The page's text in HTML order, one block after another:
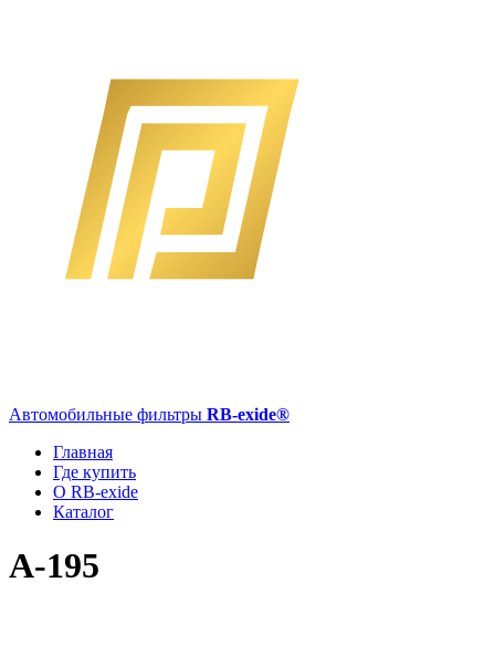
Автомобильные фильтры RB-exide®
Главная
Где купить
О RB-exide
Каталог
A-195